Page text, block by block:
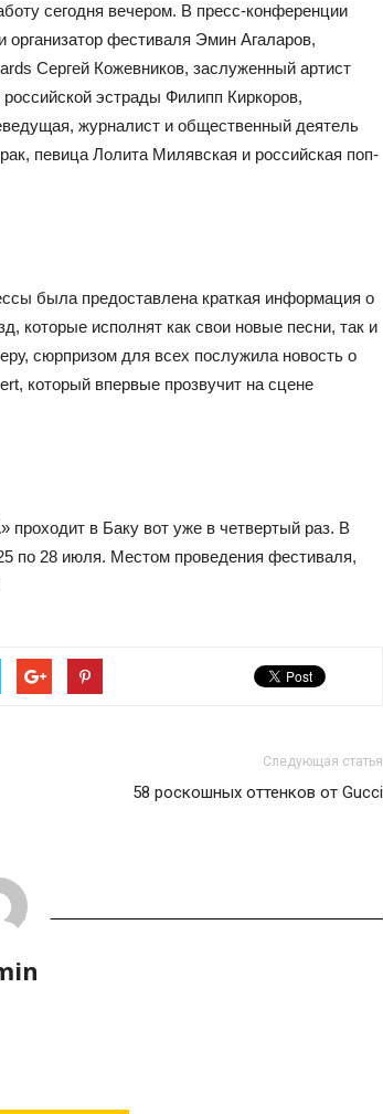
сегодня вечером. В пресс-конференции
фестиваля Эмин Агаларов,
Сергей Кожевников, заслуженный артист
эстрады Филипп Киркоров,
журналист и общественный деятель
певица Лолита Милявская и российская поп-
была предоставлена краткая информация о
которые исполнят как свои новые песни, так и
сюрпризом для всех послужила новость о
который впервые прозвучит на сцене
в Баку вот уже в четвертый раз. В
по 28 июля. Местом проведения фестиваля,
Следующая статья
58 роскошных оттенков от Gucci